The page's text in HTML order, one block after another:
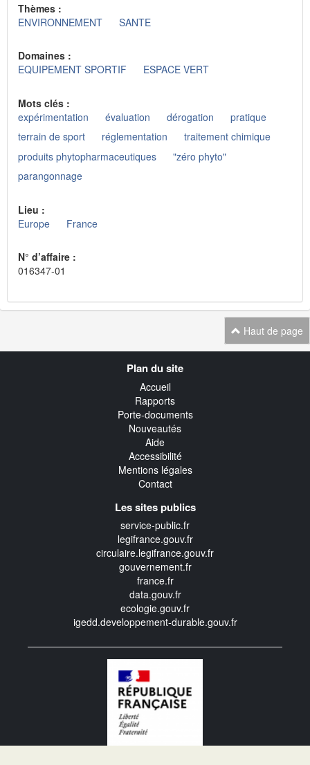
Thèmes :
ENVIRONNEMENT
SANTE
Domaines :
EQUIPEMENT SPORTIF
ESPACE VERT
Mots clés :
expérimentation
évaluation dérogation
pratique
terrain de sport
réglementation
traitement chimique
produits phytopharmaceutiques
"zéro phyto"
parangonnage
Lieu :
Europe
France
N° d’affaire :
016347-01
Haut de page
Plan du site
Accueil
Rapports
Porte-documents
Nouveautés
Aide
Accessibilité
Mentions légales
Contact
Les sites publics
service-public.fr
legifrance.gouv.fr
circulaire.legifrance.gouv.fr
gouvernement.fr
france.fr
data.gouv.fr
ecologie.gouv.fr
igedd.developpement-durable.gouv.fr